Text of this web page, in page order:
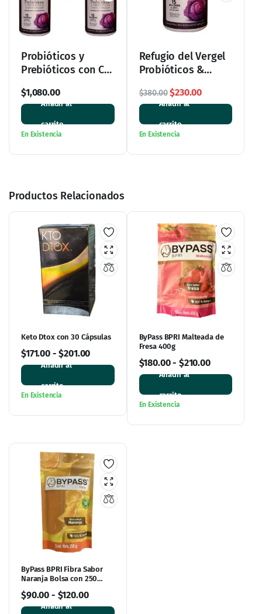
Probióticos y
Prebióticos con Col
de 3
$1,080.00
Añadir al
carrito
En Existencia
Refugio del Vergel
Probióticos &
Morada – 60
Cápsulas de 500
mg
$380.00 El
precio
original
era:
$230.00El
precio
Añadir al
carrito
En Existencia
Productos Relacionados
Keto Dtox con 30 Cápsulas
$171.00-$201.00
Añadir al
carrito
En Existencia
ByPass BPRI Malteada de
Fresa 400g
$180.00- $210.00
Añadir al
carrito
En Existencia
ByPass BPRI Fibra Sabor
Naranja Bolsa con 250
$90.00 - $120.00
Añadir al